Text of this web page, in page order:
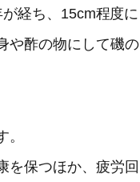
経ち、15cm程度に
や酢の物にして磯の
を保つほか、疲労回